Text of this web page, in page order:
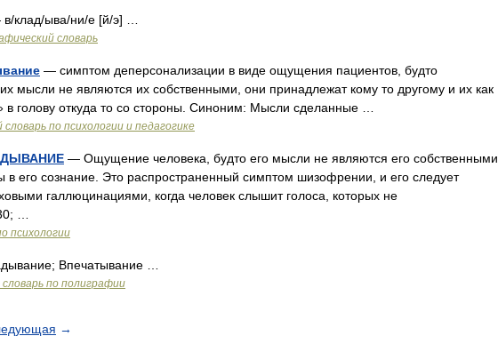
клад/ыва/ни/е [й/э] …
словарь
— симптом деперсонализации в виде ощущения пациентов, будто
мысли не являются их собственными, они принадлежат кому то другому и их как
в голову откуда то со стороны. Синоним: Мысли сделанные …
по психологии и педагогике
— Ощущение человека, будто его мысли не являются его собственными,
в его сознание. Это распространенный симптом шизофрении, и его следует
галлюцинациями, когда человек слышит голоса, которых не
…
психологии
Впечатывание …
по полиграфии
→